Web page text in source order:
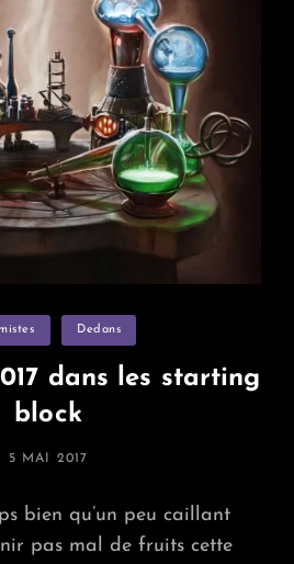
Dedans
dans les starting
block
POSTED
5 MAI 2017
bien qu’un peu caillant
pas mal de fruits cette